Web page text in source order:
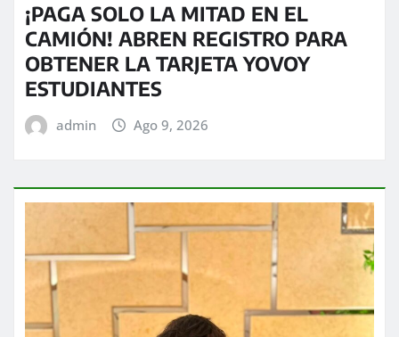
¡PAGA SOLO LA MITAD EN EL
CAMIÓN! ABREN REGISTRO PARA
OBTENER LA TARJETA YOVOY
ESTUDIANTES
admin Ago 9, 2026